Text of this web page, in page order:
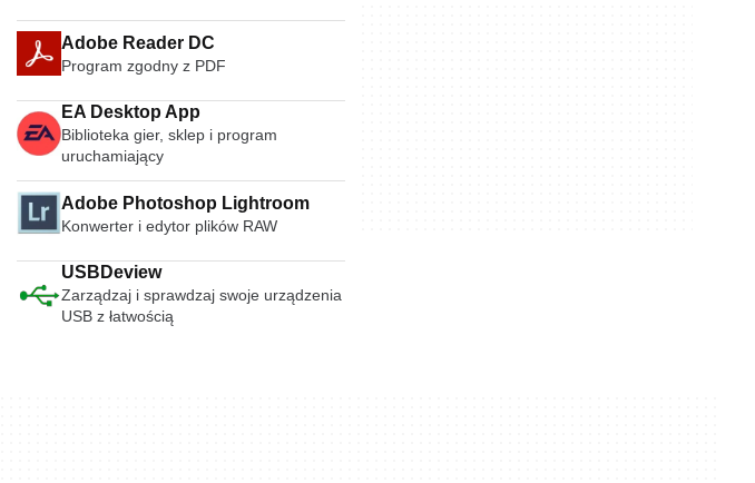
Adobe Reader DC
Program zgodny z PDF
EA Desktop App
Biblioteka gier, sklep i program
uruchamiający
Adobe Photoshop Lightroom
Konwerter i edytor plików RAW
USBDeview
Zarządzaj i sprawdzaj swoje urządzenia
USB z łatwością